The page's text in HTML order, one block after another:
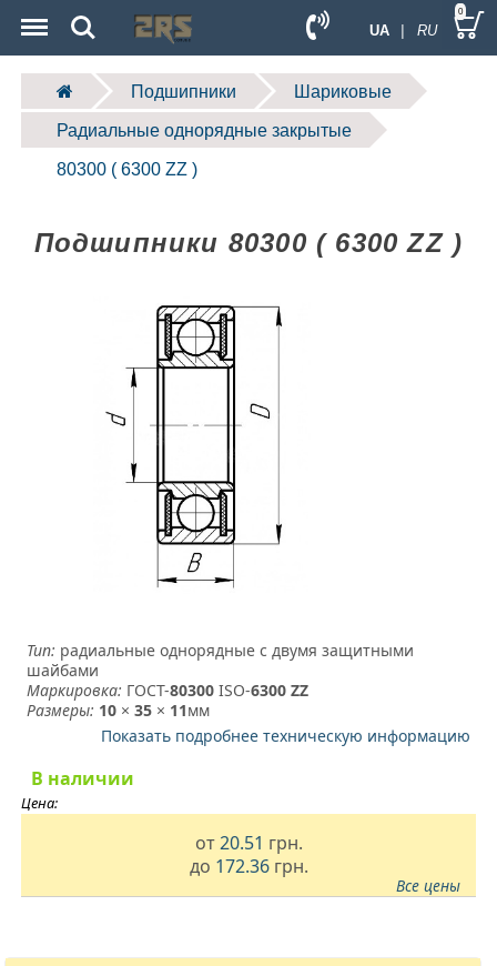
UA | RU
Search 0
Подшипники Шариковые
Радиальные однорядные закрытые
80300 ( 6300 ZZ )
Подшипники 80300 ( 6300 ZZ )
Тип: радиальные однорядные с двумя защитными
шайбами
Маркировка: ГОСТ-80300 ­ ISO-6300 ZZ
Размеры: 10 ×35 × 11мм
Показать подробнее техническую информацию
В наличии
Цена:
от20.51 грн.
до 172.36 грн.
Все цены